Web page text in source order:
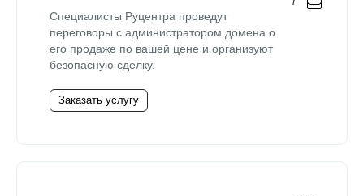
Специалисты Руцентра проведут
переговоры с администратором домена о
его продаже по вашей цене и организуют
безопасную сделку.
Заказать услугу